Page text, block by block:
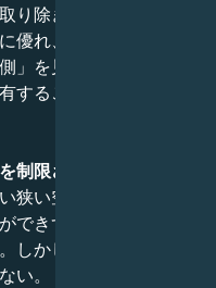
り除き、苦悩から解放
優れ、隠れたつながり
」を見通すことができ
することはめったにな
制限されることを嫌
狭い空間で苦しむ。ひ
できず、新しい場所に
しかし、その落ち着き
い。